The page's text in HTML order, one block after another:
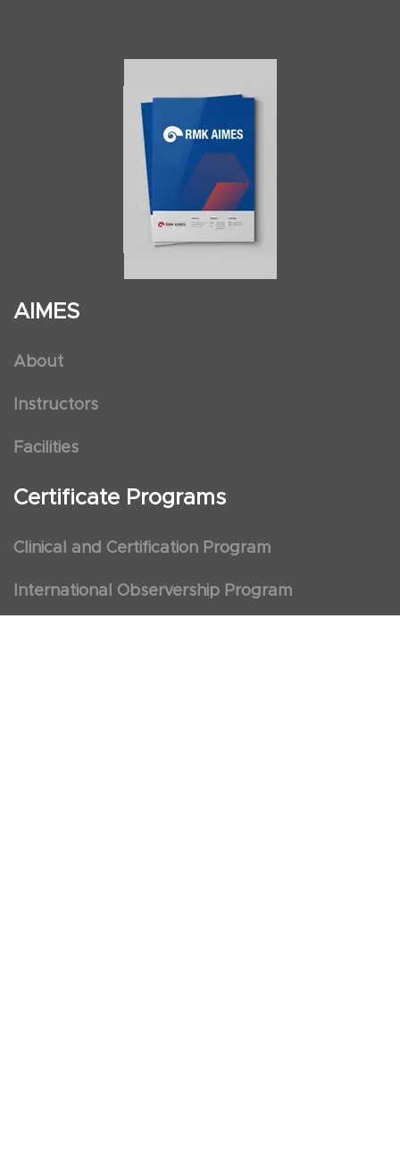
AIMES
About
Instructors
Facilities
Certificate Programs
Clinical and Certification Program
International Observership Program